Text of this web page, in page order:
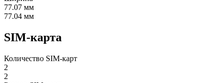
77.07 мм
77.04 мм
SIM-карта
Количество SIM-карт
2
2